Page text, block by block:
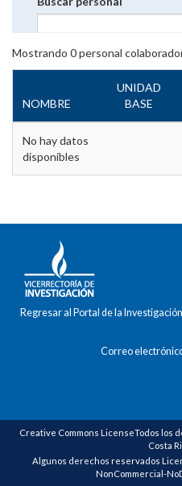
Mostrando 0personal
NOMBRE
UNIDAD
BASE
No hay datos
disponibles
Regresar al Portal de la Investigación
Correo
Creative Commons LicenseTodos
Costa
Algunos derechos reservados
NonCommercial-